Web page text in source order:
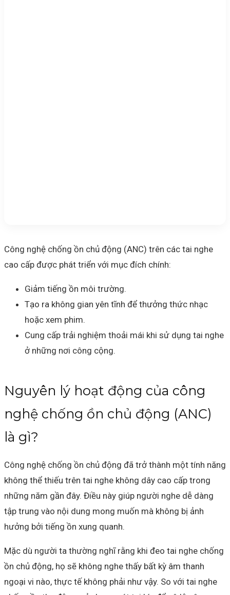
Công nghệ chống ồn chủ động (ANC) trên các tai nghe
cao cấp được phát triển với mục đích chính:
Giảm tiếng ồn môi trường.
Tạo ra không gian yên tĩnh để thưởng thức nhạc
hoặc xem phim.
Cung cấp trải nghiệm thoải mái khi sử dụng tai nghe
ở những nơi công cộng.
Nguyên lý hoạt động của công
nghệ chống ồn chủ động (ANC)
là gì?
Công nghệ chống ồn chủ động đã trở thành một tính năng
không thể thiếu trên tai nghe không dây cao cấp trong
những năm gần đây. Điều này giúp người nghe dễ dàng
tập trung vào nội dung mong muốn mà không bị ảnh
hưởng bởi tiếng ồn xung quanh.
Mặc dù người ta thường nghĩ rằng khi đeo tai nghe chống
ồn chủ động, họ sẽ không nghe thấy bất kỳ âm thanh
ngoại vi nào, thực tế không phải như vậy. So với tai nghe